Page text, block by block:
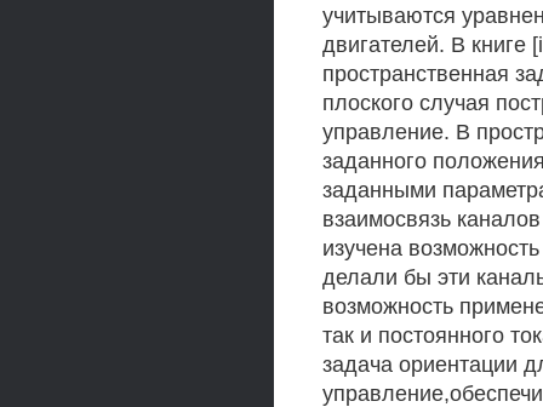
учитываются
двигателей. В книге
пространственная
плоского случая
управление. В
заданного
заданными
взаимосвязь
изучена
делали бы эти
возможность
так и постоянного
задача ориентации